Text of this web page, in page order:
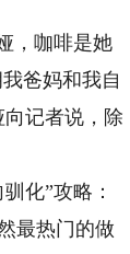
，咖啡是她
爸妈和我自
记者说，除
化”攻略：
最热门的做